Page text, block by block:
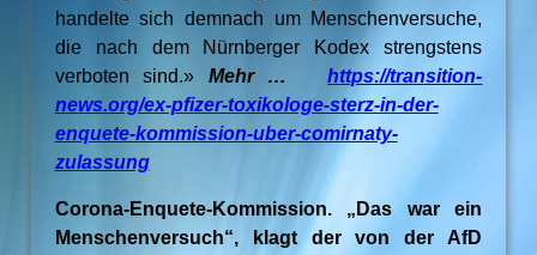
handelte sich demnach um Menschenversuche,
die nach dem Nürnberger Kodex strengstens
verboten sind.» Mehr …https://transition-
news.org/ex-pfizer-toxikologe-sterz-in-der-
enquete-kommission-uber-comirnaty-
zulassung
Corona-Enquete-Kommission. „Das war ein
Menschenversuch“, klagt der von der AfD